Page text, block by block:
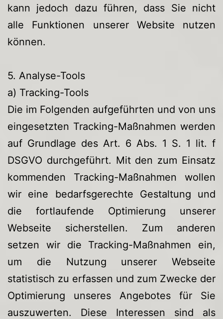
kann jedoch dazu führen, dass Sie nicht
alle Funktionen unserer Website nutzen
können.
5. Analyse-Tools
a) Tracking-Tools
Die im Folgenden aufgeführten und von uns
eingesetzten Tracking-Maßnahmen werden
auf Grundlage des Art. 6 Abs. 1 S. 1 lit. f
DSGVO durchgeführt. Mit den zum Einsatz
kommenden Tracking-Maßnahmen wollen
wir eine bedarfsgerechte Gestaltung und
die fortlaufende Optimierung unserer
Webseite sicherstellen. Zum anderen
setzen wir die Tracking-Maßnahmen ein,
um die Nutzung unserer Webseite
statistisch zu erfassen und zum Zwecke der
Optimierung unseres Angebotes für Sie
auszuwerten. Diese Interessen sind als